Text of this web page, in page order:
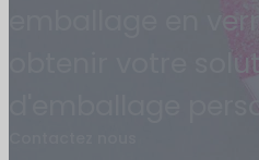
emballage en
obtenir votre
d'emballage